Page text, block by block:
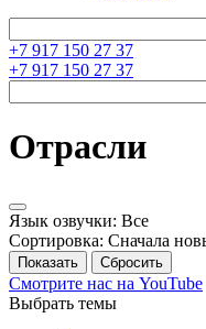
+7 917 150 27 37
+7 917 150 27 37
Отрасли
Язык озвучки: Все
Сортировка: Сначала
Смотрите нас на YouTube
Выбрать темы